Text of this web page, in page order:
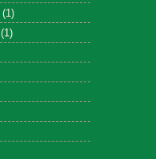
(1)
(1)